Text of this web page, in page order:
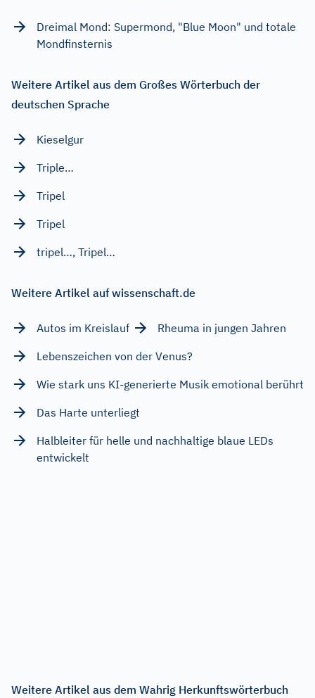
Dreimal Mond: Supermond, "Blue Moon" und totale
Mondfinsternis
Weitere Artikel aus dem Großes Wörterbuch der
deutschen Sprache
Kieselgur
Triple…
Tripel
Tripel
tripel…, Tripel…
Weitere Artikel auf wissenschaft.de
Autos im Kreislauf
Rheuma in jungen Jahren
Lebenszeichen von der Venus?
Wie stark uns KI-generierte Musik emotional berührt
Das Harte unterliegt
Halbleiter für helle und nachhaltige blaue LEDs
entwickelt
Weitere Artikel aus dem Wahrig Herkunftswörterbuch